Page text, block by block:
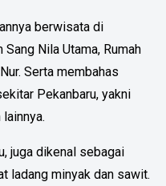
berwisata di
Nila Utama, Rumah
Serta membahas
Pekanbaru, yakni
juga dikenal sebagai
ladang minyak dan sawit.